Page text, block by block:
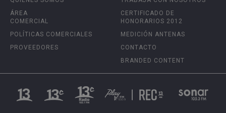
ÁREA
COMERCIAL
POLÍTICAS COMERCIALES
PROVEEDORES
CERTIFICADO DE
HONORARIOS 2012
MEDICIÓN ANTENAS
CONTACTO
BRANDED CONTENT